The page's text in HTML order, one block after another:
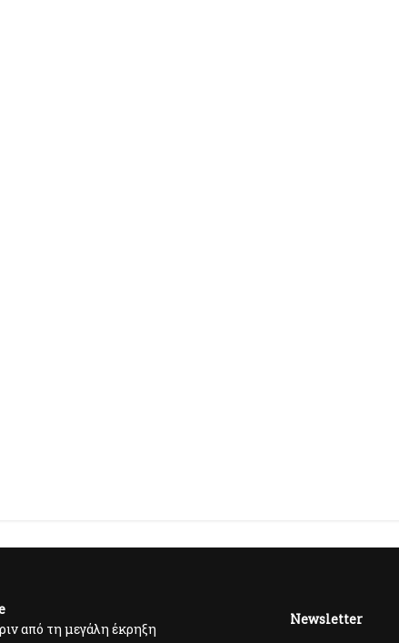
από τη μεγάλη έκρηξη
Newsletter